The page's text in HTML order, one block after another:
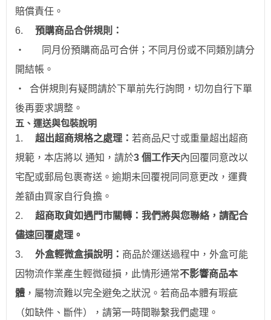
賠償責任。
6.
預購商品合併規則：
‧
同月份預購商品可合併；不同月份或不同類別請分
開結帳。
‧ 合併規則有疑問請於下單前先行詢問，切勿自行下單
後再要求調整。
五、運送與包裝說明
1.
超出超商規格之處理： 若商品尺寸或重量超出超商
規範，本店將以 通知，請於3 個工作天內回覆同意改以
宅配或郵局包裹寄送。逾期未回覆視同同意更改，運費
差額由買家自行負擔。
2.
超商取貨如遇門市關轉：我們將與您聯絡，請配合
儘速回覆處理。
3.
外盒輕微盒損說明： 商品於運送過程中，外盒可能
因物流作業產生輕微碰損，此情形通常不影響商品本
體 ，屬物流難以完全避免之狀況。若商品本體有瑕疵
（如缺件、斷件），請第一時間聯繫我們處理。